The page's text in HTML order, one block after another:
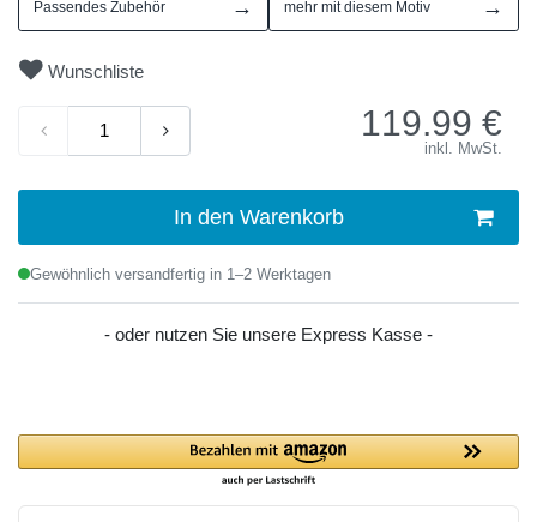
Passendes Zubehör → mehr mit diesem Motiv →
Wunschliste
119.99 €
inkl. MwSt.
In den Warenkorb
Gewöhnlich versandfertig in 1–2 Werktagen
- oder nutzen Sie unsere Express Kasse -